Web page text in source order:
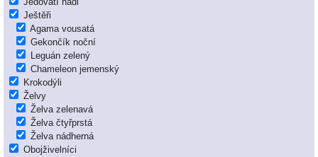
Ještěři
Agama vousatá
Gekončík noční
Leguán zelený
Chameleon jemenský
Krokodýli
Želvy
Želva zelenavá
Želva čtyřprstá
Želva nádherná
Obojživelníci